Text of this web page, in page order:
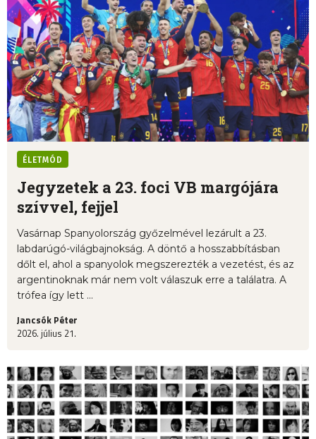
ÉLETMÓD
Jegyzetek a 23. foci VB margójára
szívvel, fejjel
Vasárnap Spanyolország győzelmével lezárult a 23.
labdarúgó-világbajnokság. A döntő a hosszabbításban
dőlt el, ahol a spanyolok megszerezték a vezetést, és az
argentinoknak már nem volt válaszuk erre a találatra. A
trófea így lett ...
Jancsók Péter
2026. július 21.